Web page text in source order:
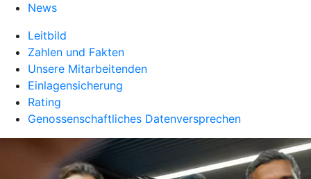
News
Leitbild
Zahlen und Fakten
Unsere Mitarbeitenden
Einlagensicherung
Rating
Genossenschaftliches Datenversprechen